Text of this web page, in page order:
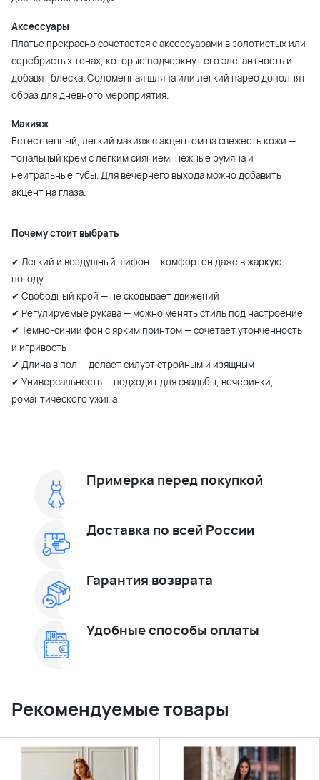
Аксессуары
Платье прекрасно сочетается с аксессуарами в золотистых или
серебристых тонах, которые подчеркнут его элегантность и
добавят блеска. Соломенная шляпа или легкий парео дополнят
образ для дневного мероприятия.
Макияж
Естественный, легкий макияж с акцентом на свежесть кожи —
тональный крем с легким сиянием, нежные румяна и
нейтральные губы. Для вечернего выхода можно добавить
акцент на глаза.
Почему стоит выбрать
✔ Легкий и воздушный шифон — комфортен даже в жаркую
погоду
✔ Свободный крой — не сковывает движений
✔ Регулируемые рукава — можно менять стиль под настроение
✔ Темно-синий фон с ярким принтом — сочетает утонченность
и игривость
✔ Длина в пол — делает силуэт стройным и изящным
✔ Универсальность — подходит для свадьбы, вечеринки,
романтического ужина
Примерка перед покупкой
Доставка по всей России
Гарантия возврата
Удобные способы оплаты
Рекомендуемые товары